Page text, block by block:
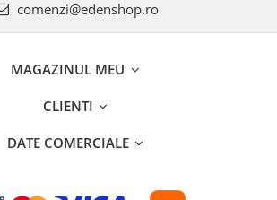
comenzi@edenshop.ro
MAGAZINUL MEU
CLIENTI
DATE COMERCIALE